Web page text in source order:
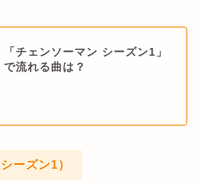
「チェンソーマン シーズン1」
で流れる曲は？
ーズン1）